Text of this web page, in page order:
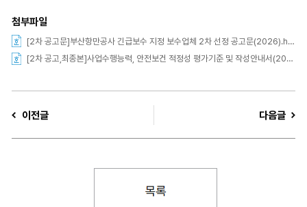
첨부파일
[2차 공고문]부산항만공사 긴급보수 지정 보수업체 2차 선정 공고문(2026).hwp
[2차 공고,최종본]사업수행능력, 안전보건 적정성 평가기준 및 작성안내서(2026년 긴급유지보수 시행업체 선정).hwp
이전글 다음글